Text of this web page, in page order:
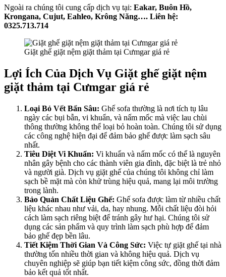
Ngoài ra chúng tôi cung cấp dịch vụ tại: Eakar, Buôn Hồ,
Krongana, Cujut, Eahleo, Krông Năng…. Liên hệ:
0325.713.714
Giặt ghế giặt nệm giặt thảm tại Cưmgar giá rẻ
Lợi Ích Của Dịch Vụ Giặt ghế giặt nệm
giặt thảm tại Cưmgar giá rẻ
Loại Bỏ Vết Bẩn Sâu: Ghế sofa thường là nơi tích tụ lâu
ngày các bụi bẫn, vi khuẩn, và nấm mốc mà việc lau chùi
thông thường không thể loại bỏ hoàn toàn. Chúng tôi sử dụng
các công nghệ hiện đại để đảm bảo ghế được làm sạch sâu
nhất.
Tiêu Diệt Vi Khuẩn: Vi khuẩn và nấm mốc có thể là nguyên
nhân gây bệnh cho các thành viên gia đình, đặc biệt là trẻ nhỏ
và người già. Dịch vụ giặt ghế của chúng tôi không chỉ làm
sạch bề mặt mà còn khử trùng hiệu quả, mang lại môi trường
trong lành.
Bảo Quản Chất Liệu Ghế: Ghế sofa được làm từ nhiều chất
liệu khác nhau như vải, da, hay nhung. Mỗi chất liệu đòi hỏi
cách làm sạch riêng biệt để tránh gây hư hại. Chúng tôi sử
dụng các sản phẩm và quy trình làm sạch phù hợp để đảm
bảo ghế đẹp bền lâu.
Tiết Kiệm Thời Gian Và Công Sức: Việc tự giặt ghế tại nhà
thường tốn nhiều thời gian và không hiệu quả. Dịch vụ
chuyên nghiệp sẽ giúp bạn tiết kiệm công sức, đồng thời đảm
bảo kết quả tốt nhất.